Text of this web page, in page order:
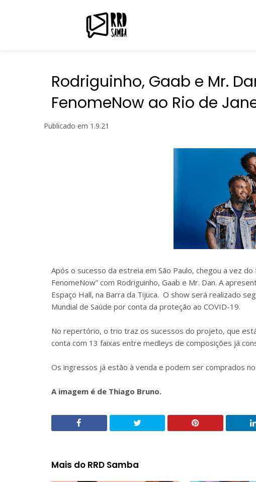
Rodriguinho, Gaab e Mr.
FenomeNow ao Rio de
Publicado em 1.9.21
Após o sucesso da estreia em São Paulo, chegou a vez
FenomeNow” com Rodriguinho, Gaab e Mr. Dan. A
Espaço Hall, na Barra da Tijuca. O show será realizado
Mundial de Saúde por conta da proteção ao COVID-19.
No repertório, o trio traz os sucessos do projeto, que
conta com 13 faixas entre medleys de composições já
Os ingressos já estão à venda e podem ser comprados no
A imagem é de Thiago Bruno.
Mais do RRD Samba